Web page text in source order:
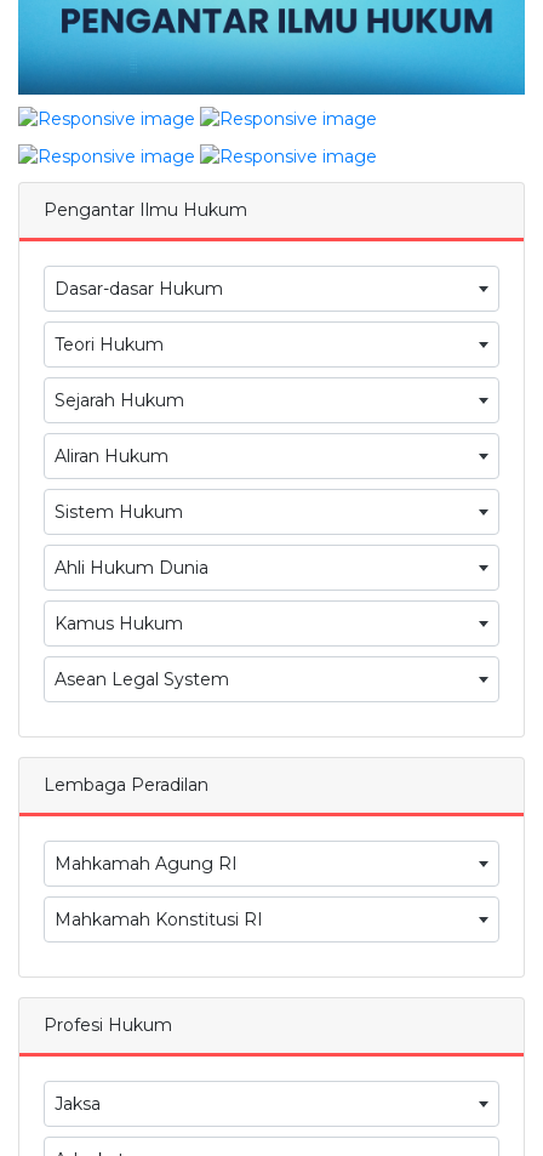
Pengantar Ilmu Hukum
Dasar-dasar Hukum
Teori Hukum
Sejarah Hukum
Aliran Hukum
Sistem Hukum
Ahli Hukum Dunia
Kamus Hukum
Asean Legal System
Lembaga Peradilan
Mahkamah Agung RI
Mahkamah Konstitusi RI
Profesi Hukum
Jaksa